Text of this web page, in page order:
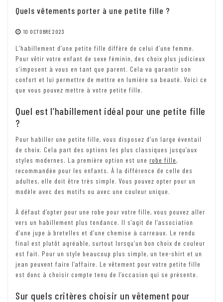
Quels vêtements porter à une petite fille ?
10 OCTOBRE 2023
L’habillement d’une petite fille diffère de celui d’une femme.
Pour vêtir votre enfant de sexe féminin, des choix plus judicieux
s’imposent à vous en tant que parent. Cela va garantir son
confort et lui permettre de mettre en lumière sa beauté. Voici ce
que vous pouvez mettre à votre petite fille.
Quel est l’habillement idéal pour une petite fille
?
Pour habiller une petite fille, vous disposez d’un large éventail
de choix. Cela part des options les plus classiques jusqu’aux
styles modernes. La première option est une robe fille,
recommandée pour les enfants. À la différence de celle des
adultes, elle doit être très simple. Vous pouvez opter pour un
modèle avec des motifs ou avec une couleur unique.
À défaut d’opter pour une robe pour votre fille, vous pouvez aller
vers un habillement plus tendance. Il s’agit de l’association
d’une jupe à bretelles et d’une chemise à carreaux. Le rendu
final est plutôt agréable, surtout lorsqu’un bon choix de couleur
est fait. Pour un style beaucoup plus simple, un tee-shirt et un
jean peuvent faire l’affaire. Le vêtement pour votre petite fille
est donc à choisir compte tenu de l’occasion qui se présente.
Sur quels critères choisir un vêtement pour